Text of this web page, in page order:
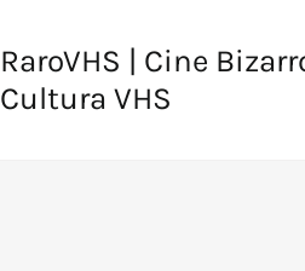
RaroVHS | Cine
Cultura VHS